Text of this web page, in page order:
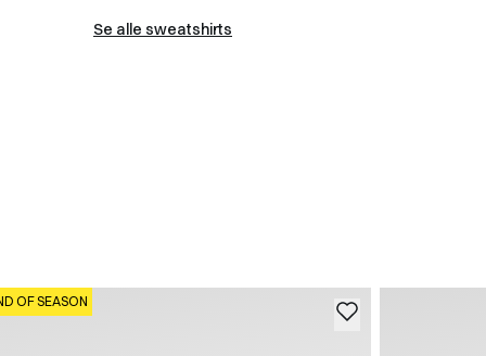
Se alle sweatshirts
OF SEASON